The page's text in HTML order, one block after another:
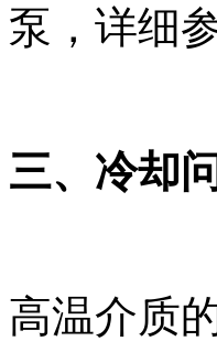
泵，详细
三、冷却
高温介质